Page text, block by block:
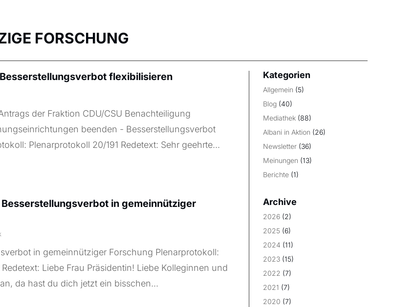
FORSCHUNG
flexibilisieren
der Fraktion CDU/CSU Benachteiligung
beenden - Besserstellungsverbot
Plenarprotokoll 20/191 Redetext: Sehr geehrte...
in gemeinnütziger
in gemeinnütziger Forschung Plenarprotokoll:
Liebe Frau Präsidentin! Liebe Kolleginnen und
da hast du dich jetzt ein bisschen...
Kategorien
Allgemein (5)
Blog (40)
Mediathek (88)
Albani in Aktion (26)
Newsletter (36)
Meinungen (13)
Berichte (1)
Archive
2026 (2)
2025 (6)
2024 (11)
2023 (15)
2022 (7)
2021 (7)
2020 (7)